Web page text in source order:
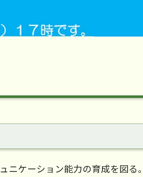
ニケーション能力の育成を図る。